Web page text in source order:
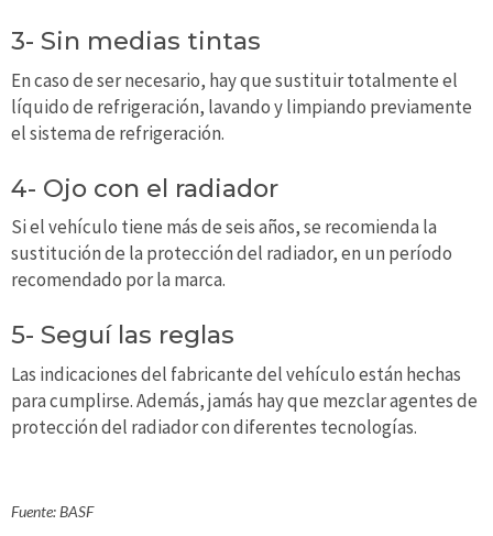
3- Sin medias tintas
En caso de ser necesario, hay que sustituir totalmente el
líquido de refrigeración, lavando y limpiando previamente
el sistema de refrigeración.
4- Ojo con el radiador
Si el vehículo tiene más de seis años, se recomienda la
sustitución de la protección del radiador, en un período
recomendado por la marca.
5- Seguí las reglas
Las indicaciones del fabricante del vehículo están hechas
para cumplirse. Además, jamás hay que mezclar agentes de
protección del radiador con diferentes tecnologías.
Fuente: BASF